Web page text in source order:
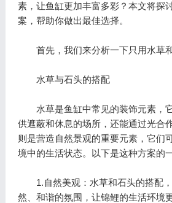
素，让鱼缸更加丰富多彩？本文将探
案，帮助你做出最佳选择。
首先，我们来分析一下只用水草和
水草与石头的搭配
水草是鱼缸中常见的装饰元素，
供遮蔽和休息的场所，还能通过光合
则是营造自然景观的重要元素，它们
境中的生活状态。以下是这种方案的
1.自然美观：水草和石头的搭配，
然、和谐的氛围，让锦鲤的生活环境